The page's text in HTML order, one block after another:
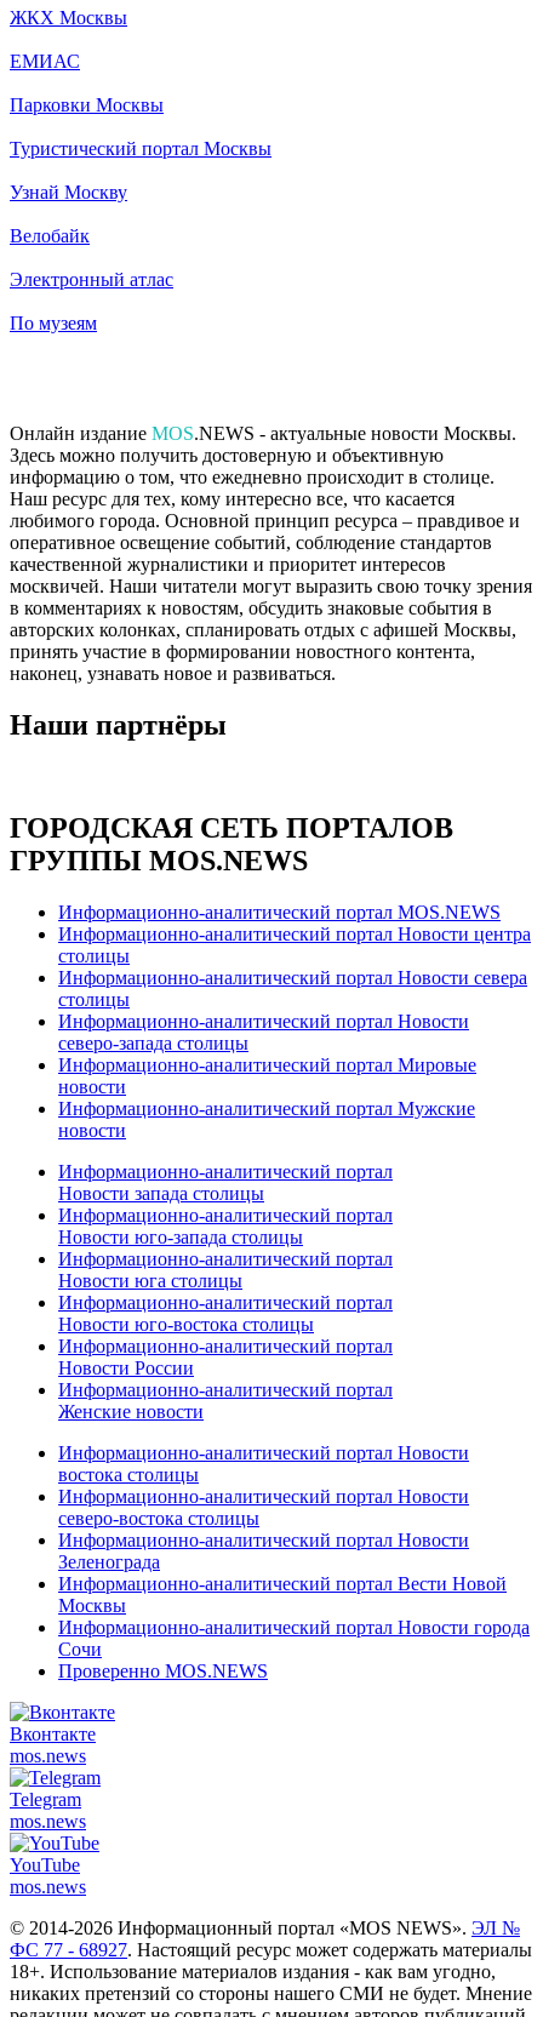
ЖКХ Москвы
ЕМИАС
Парковки Москвы
Туристический портал Москвы
Узнай Москву
Велобайк
Электронный атлас
По музеям
Онлайн издание MOS.NEWS - актуальные новости Москвы.
Здесь можно получить достоверную и объективную
информацию о том, что ежедневно происходит в столице.
Наш ресурс для тех, кому интересно все, что касается
любимого города. Основной принцип ресурса – правдивое и
оперативное освещение событий, соблюдение стандартов
качественной журналистики и приоритет интересов
москвичей. Наши читатели могут выразить свою точку зрения
в комментариях к новостям, обсудить знаковые события в
авторских колонках, спланировать отдых с афишей Москвы,
принять участие в формировании новостного контента,
наконец, узнавать новое и развиваться.
Наши партнёры
ГОРОДСКАЯ СЕТЬ ПОРТАЛОВ
ГРУППЫ MOS.NEWS
Информационно-аналитический портал MOS.NEWS
Информационно-аналитический портал Новости центра
столицы
Информационно-аналитический портал Новости севера
столицы
Информационно-аналитический портал Новости
северо-запада столицы
Информационно-аналитический портал Мировые
новости
Информационно-аналитический портал Мужские
новости
Информационно-аналитический портал
Новости запада столицы
Информационно-аналитический портал
Новости юго-запада столицы
Информационно-аналитический портал
Новости юга столицы
Информационно-аналитический портал
Новости юго-востока столицы
Информационно-аналитический портал
Новости России
Информационно-аналитический портал
Женские новости
Информационно-аналитический портал Новости
востока столицы
Информационно-аналитический портал Новости
северо-востока столицы
Информационно-аналитический портал Новости
Зеленограда
Информационно-аналитический портал Вести Новой
Москвы
Информационно-аналитический портал Новости города
Сочи
Проверенно MOS.NEWS
Вконтакте
mos.news
Telegram
mos.news
YouTube
mos.news
© 2014-2026 Информационный портал «MOS NEWS». ЭЛ №
ФС 77 - 68927. Настоящий ресурс может содержать материалы
18+. Использование материалов издания - как вам угодно,
никаких претензий со стороны нашего СМИ не будет. Мнение